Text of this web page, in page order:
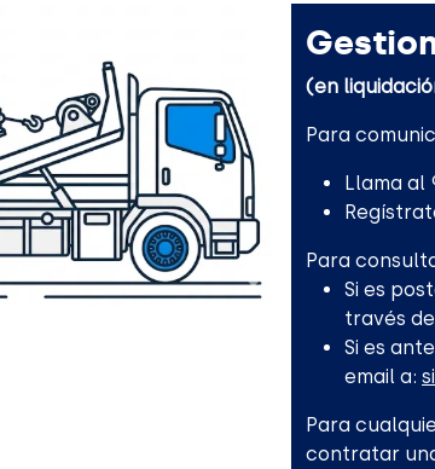
(en
Para
Llama al
Para
Si es
través
Si es
email a:
Para
contratar